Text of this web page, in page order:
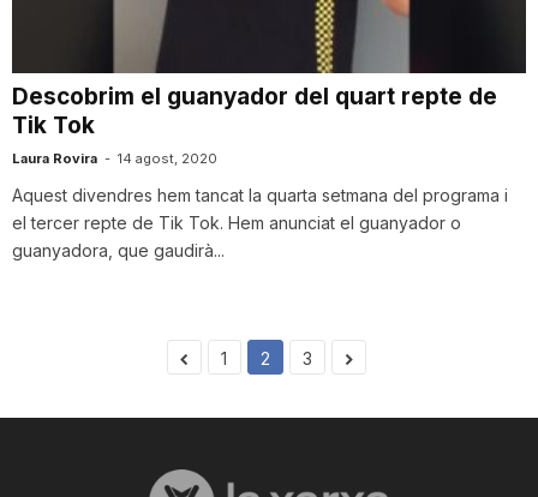
Descobrim el guanyador del quart repte de
Tik Tok
Laura Rovira - 14 agost, 2020
Aquest divendres hem tancat la quarta setmana del programa i
el tercer repte de Tik Tok. Hem anunciat el guanyador o
guanyadora, que gaudirà...
1 2 3